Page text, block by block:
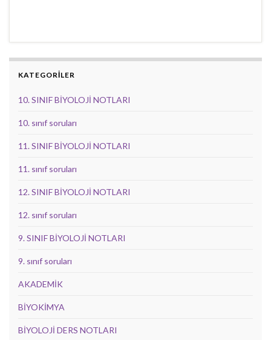
KATEGORİLER
10. SINIF BİYOLOJİ NOTLARI
10. sınıf soruları
11. SINIF BİYOLOJİ NOTLARI
11. sınıf soruları
12. SINIF BİYOLOJİ NOTLARI
12. sınıf soruları
9. SINIF BİYOLOJİ NOTLARI
9. sınıf soruları
AKADEMİK
BİYOKİMYA
BİYOLOJİ DERS NOTLARI